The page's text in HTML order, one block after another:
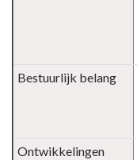
Bestuurlijk belang
Ontwikkelingen